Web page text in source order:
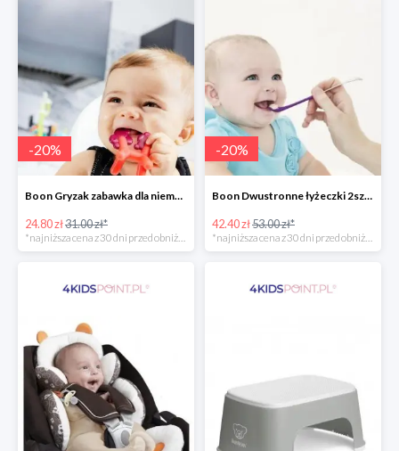
-20%
Boon Gryzak zabawka dla niemowlaka jednorożec Prance -20%
24.80 zł31.00 zł*
-20%
Boon Dwustronne łyżeczki 2szt. Orange -20%
42.40 zł53.00 zł*